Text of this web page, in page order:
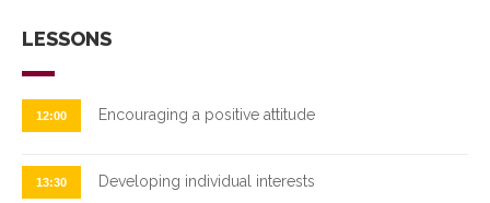
LESSONS
12:00 Encouraging a positive attitude
13:30 Developing individual interests